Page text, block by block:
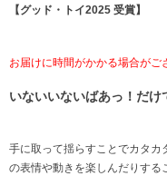
【グッド・トイ2025 受賞】
お届けに時間がかかる場合がご
いないいないばあっ！だけ
手に取って揺らすことでカタカ
の表情や動きを楽しんだりする